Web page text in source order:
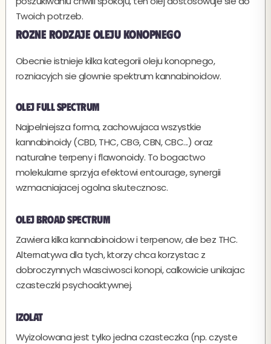
Twoich potrzeb.
Rozne rodzaje oleju konopnego
Obecnie istnieje kilka kategorii oleju konopnego,
rozniacyjch sie glownie spektrum kannabinoidow.
Olej Full Spectrum
Najpelniejsza forma, zachowujaca wszystkie
kannabinoidy (CBD, THC, CBG, CBN, CBC...) oraz
naturalne terpeny i flawonoidy. To bogactwo
molekularne sprzyja efektowi entourage, synergii
wzmacniajacej ogolna skutecznosc.
Olej Broad Spectrum
Zawiera kilka kannabinoidow i terpenow, ale bez THC.
Alternatywa dla tych, ktorzy chca korzystac z
dobroczynnych wlasciwosci konopi, calkowicie unikajac
czasteczki psychoaktywnej.
Izolat
Wyizolowana jest tylko jedna czasteczka (np. czyste